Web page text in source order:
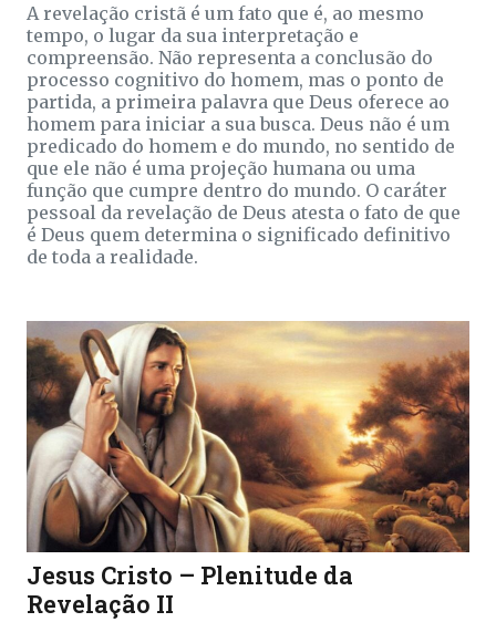
A revelação cristã é um fato que é, ao mesmo
tempo, o lugar da sua interpretação e
compreensão. Não representa a conclusão do
processo cognitivo do homem, mas o ponto de
partida, a primeira palavra que Deus oferece ao
homem para iniciar a sua busca. Deus não é um
predicado do homem e do mundo, no sentido de
que ele não é uma projeção humana ou uma
função que cumpre dentro do mundo. O caráter
pessoal da revelação de Deus atesta o fato de que
é Deus quem determina o significado definitivo
de toda a realidade.
Jesus Cristo – Plenitude da
Revelação II